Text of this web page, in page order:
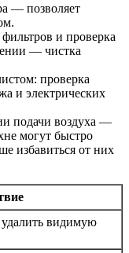
— позволяет
и проверка
— чистка
проверка
и электрических
подачи воздуха —
могут быстро
избавиться от них
видимую